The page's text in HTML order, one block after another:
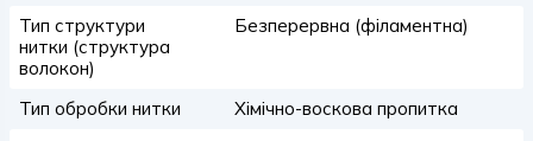
Тип структури
нитки (структура
волокон)
Безперервна (філаментна)
Тип обробки нитки
Хімічно-воскова пропитка